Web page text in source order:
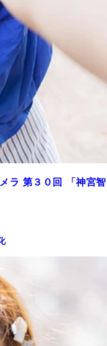
ラ 第３０回 「神宮智